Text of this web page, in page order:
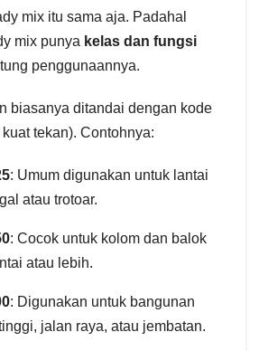
mix itu sama aja. Padahal
mix punya kelas dan fungsi
penggunaannya.
biasanya ditandai dengan kode
kuat tekan). Contohnya:
: Umum digunakan untuk lantai
atau trotoar.
: Cocok untuk kolom dan balok
atau lebih.
: Digunakan untuk bangunan
jalan raya, atau jembatan.